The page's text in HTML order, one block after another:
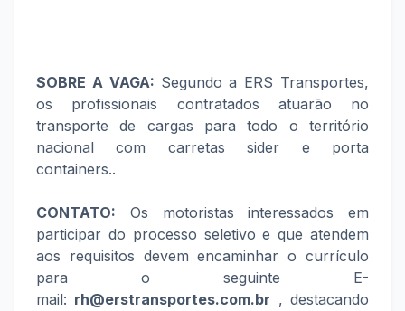
SOBRE A VAGA: Segundo a ERS Transportes,
os profissionais contratados atuarão no
transporte de cargas para todo o território
nacional com carretas sider e porta
containers..
CONTATO: Os motoristas interessados em
participar do processo seletivo e que atendem
aos requisitos devem encaminhar o currículo
para o seguinte E-
mail: rh@erstransportes.com.br , destacando